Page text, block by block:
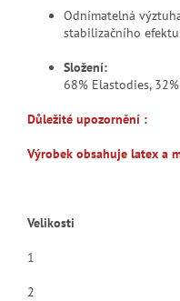
Odnímatelná
stabilizačního
Složení:
68% Elastodies,
Důležité upozornění :
Výrobek obsahuje latex a
Velikosti
1 70 –
2 80 –